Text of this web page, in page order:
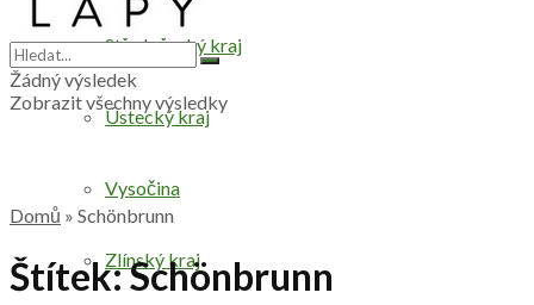
Středočeský kraj
Ústecký kraj
Vysočina
Zlínský kraj
Žádný výsledek
Zobrazit všechny výsledky
Domů » Schönbrunn
Štítek:Schönbrunn